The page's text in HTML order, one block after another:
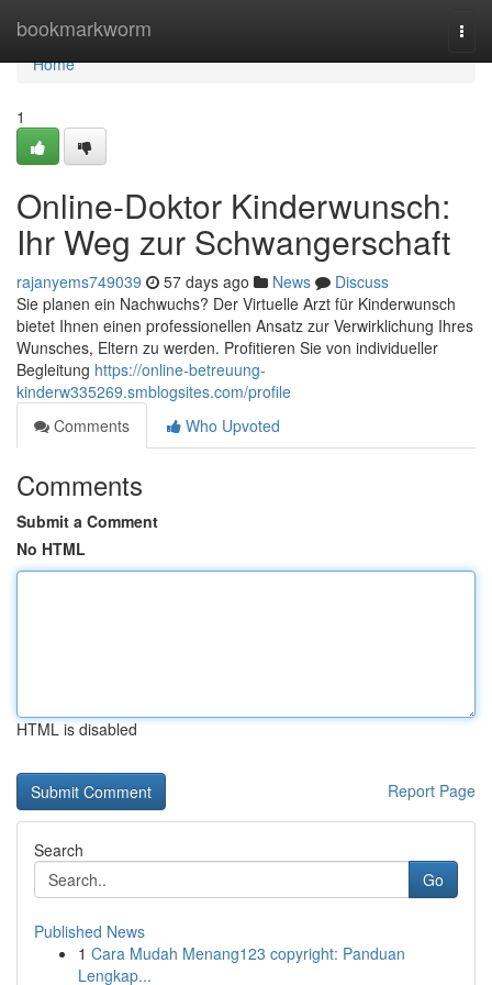
bookmarkworm
Home
Home
1
Online-Doktor Kinderwunsch:
Ihr Weg zur Schwangerschaft
rajanyems749039 57 days ago News
Discuss
Sie planen ein Nachwuchs? Der Virtuelle Arzt für Kinderwunsch
bietet Ihnen einen professionellen Ansatz zur Verwirklichung Ihres
Wunsches, Eltern zu werden. Profitieren Sie von individueller
Begleitung https://online-betreuung-
kinderw335269.smblogsites.com/profile
Comments
Who Upvoted
Comments
Submit a Comment
No HTML
HTML is disabled
Report Page
Search
Go
Published News
1 Cara Mudah Menang123 copyright: Panduan
Lengkap...